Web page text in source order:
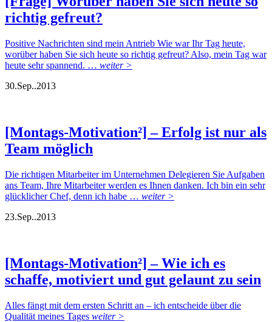
richtig gefreut?
Positive Nachrichten sind mein Antrieb Wie war Ihr Tag heute,
worüber haben Sie sich heute so richtig gefreut? Also, mein Tag war
heute sehr spannend. … weiter >
30.Sep..2013
[Montags-Motivation²] – Erfolg ist nur als
Team möglich
Die richtigen Mitarbeiter im Unternehmen Delegieren Sie Aufgaben
ans Team, Ihre Mitarbeiter werden es Ihnen danken. Ich bin ein sehr
glücklicher Chef, denn ich habe … weiter >
23.Sep..2013
[Montags-Motivation²] – Wie ich es
schaffe, motiviert und gut gelaunt zu sein
Alles fängt mit dem ersten Schritt an – ich entscheide über die
Qualität meines Tages weiter >